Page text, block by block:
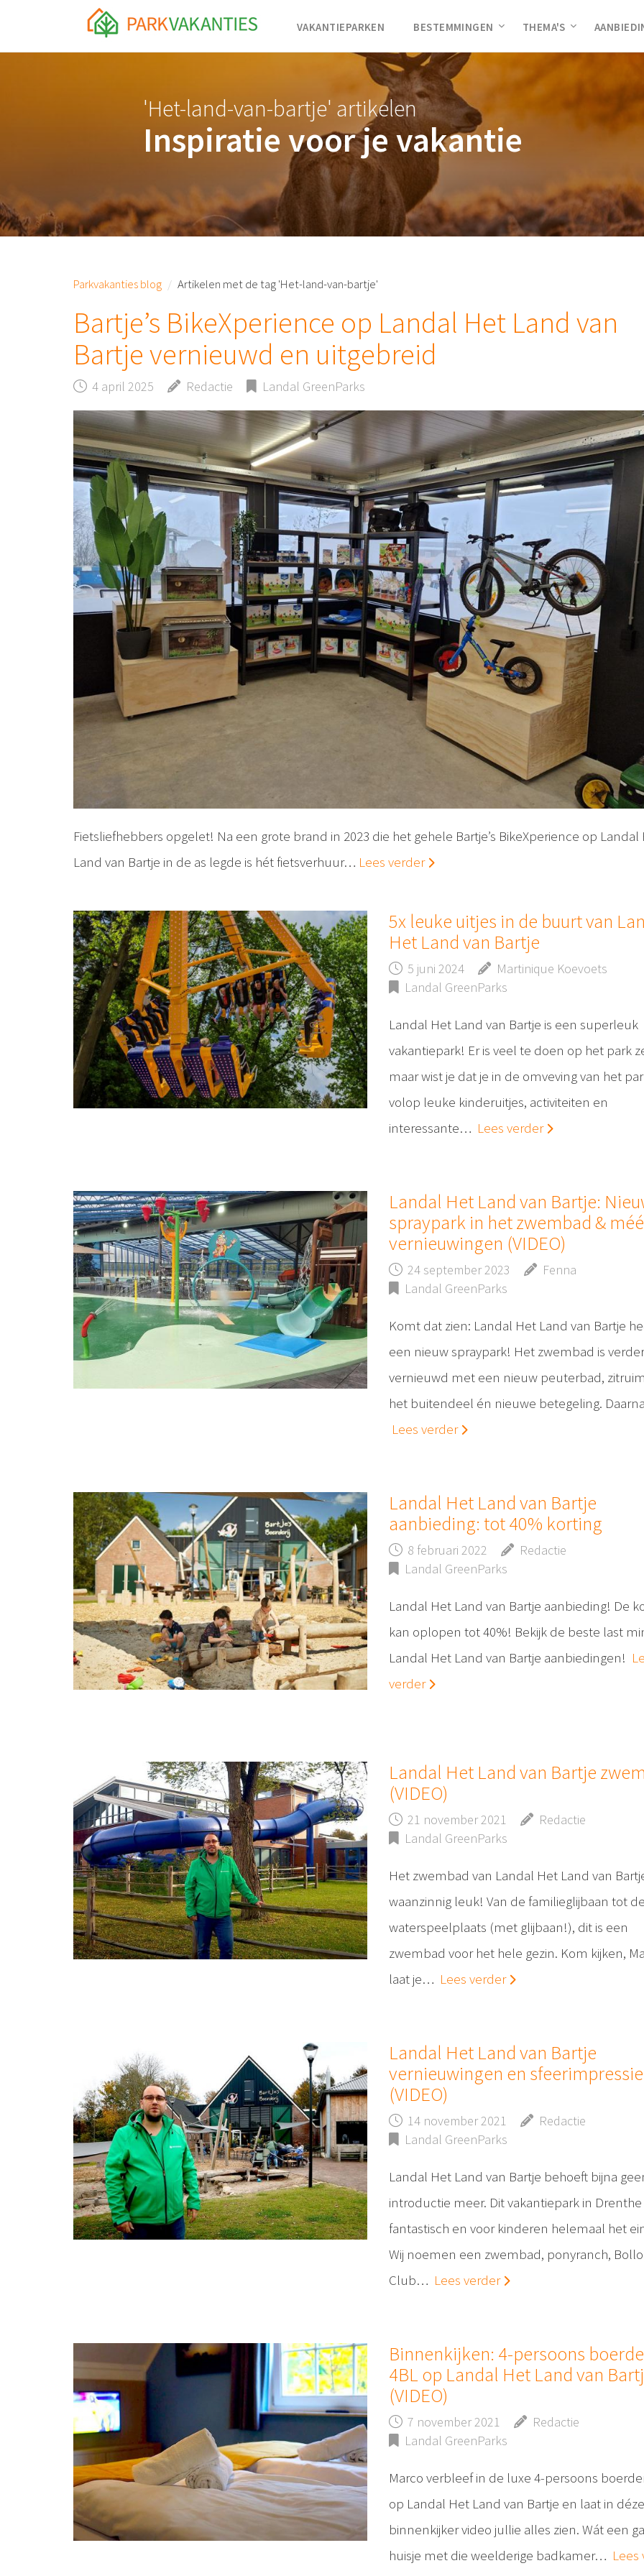
VAKANTIEPARKEN BESTEMMINGEN THEMA'S
'Het-land-van-bartje' artikelen
Inspiratie voor je vakantie
Parkvakanties blog Artikelen met de tag 'Het-land-van-bartje'
Bartje’s BikeXperience op Landal Het Land van
Bartje vernieuwd en uitgebreid
4 april 2025 Redactie Landal GreenParks
Fietsliefhebbers opgelet! Na een grote brand in 2023 die het gehele Bartje’s BikeXperience op Landal
Land van Bartje in de as legde is hét fietsverhuur… Lees verder
5x leuke uitjes in de buurt van
Het Land van Bartje
5 juni 2024
Martinique Koevoets
Landal GreenParks
Landal Het Land van Bartje is een superleuk
vakantiepark! Er is veel te doen op het park
maar wist je dat je in de omveving van het
volop leuke kinderuitjes, activiteiten en
interessante… Lees verder
Landal Het Land van Bartje:
spraypark in het zwembad &
vernieuwingen (VIDEO)
24 september 2023
Fenna
Landal GreenParks
Komt dat zien: Landal Het Land van Bartje
een nieuw spraypark! Het zwembad is
vernieuwd met een nieuw peuterbad,
het buitendeel én nieuwe betegeling.
Lees verder
Landal Het Land van Bartje
aanbieding: tot 40% korting
8 februari 2022
Redactie
Landal GreenParks
Landal Het Land van Bartje aanbieding! De
kan oplopen tot 40%! Bekijk de beste last
Landal Het Land van Bartje aanbiedingen!
verder
Landal Het Land van Bartje
(VIDEO)
21 november 2021
Redactie
Landal GreenParks
Het zwembad van Landal Het Land van
waanzinnig leuk! Van de familieglijbaan tot de
waterspeelplaats (met glijbaan!), dit is een
zwembad voor het hele gezin. Kom kijken,
laat je… Lees verder
Landal Het Land van Bartje
vernieuwingen en sfeerimpressie
(VIDEO)
14 november 2021
Redactie
Landal GreenParks
Landal Het Land van Bartje behoeft bijna
introductie meer. Dit vakantiepark in Drenthe
fantastisch en voor kinderen helemaal het
Wij noemen een zwembad, ponyranch,
Club… Lees verder
Binnenkijken: 4-persoons
4BL op Landal Het Land van
(VIDEO)
7 november 2021
Redactie
Landal GreenParks
Marco verbleef in de luxe 4-persoons
op Landal Het Land van Bartje en laat in déze
binnenkijker video jullie alles zien. Wát een
huisje met die weelderige badkamer… Lees